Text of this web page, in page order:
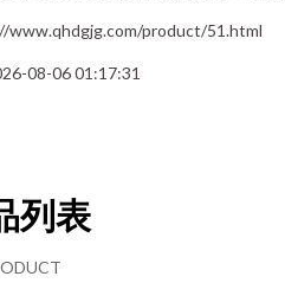
www.qhdgjg.com/product/51.html
08-06 01:17:31
列表